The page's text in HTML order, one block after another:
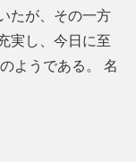
たが、その一方
実し、今日に至
ようである。 名